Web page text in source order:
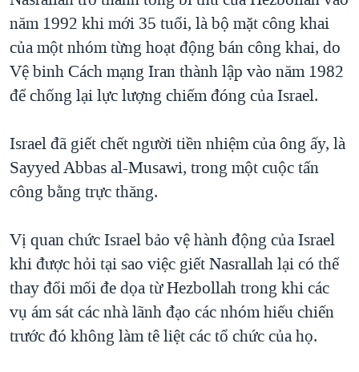
năm 1992 khi mới 35 tuổi, là bộ mặt công khai
của một nhóm từng hoạt động bán công khai, do
Vệ binh Cách mạng Iran thành lập vào năm 1982
để chống lại lực lượng chiếm đóng của Israel.
Israel đã giết chết người tiền nhiệm của ông ấy, là
Sayyed Abbas al-Musawi, trong một cuộc tấn
công bằng trực thăng.
Vị quan chức Israel bảo vệ hành động của Israel
khi được hỏi tại sao việc giết Nasrallah lại có thể
thay đổi mối đe dọa từ Hezbollah trong khi các
vụ ám sát các nhà lãnh đạo các nhóm hiếu chiến
trước đó không làm tê liệt các tổ chức của họ.